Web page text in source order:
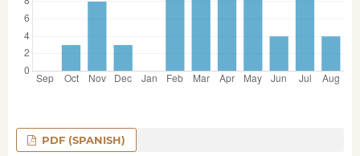
PDF (SPANISH)